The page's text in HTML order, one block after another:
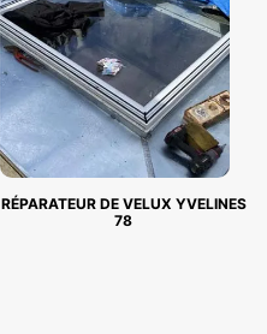
RÉPARATEUR DE VELUX YVELINES
78